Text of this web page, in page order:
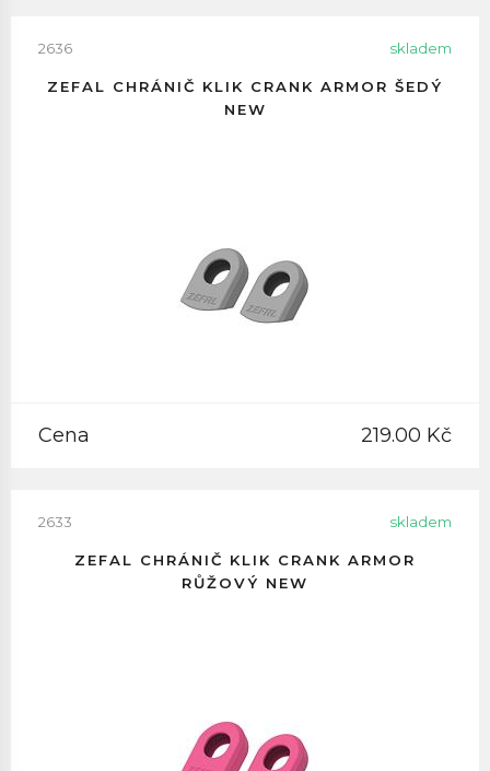
2636 skladem
ZEFAL CHRÁNIČ KLIK CRANK ARMOR ŠEDÝ
NEW
Cena 219.00 Kč
2633 skladem
ZEFAL CHRÁNIČ KLIK CRANK ARMOR
RŮŽOVÝ NEW